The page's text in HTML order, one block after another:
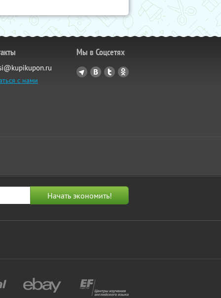
с нами
Мы в Соцсетях